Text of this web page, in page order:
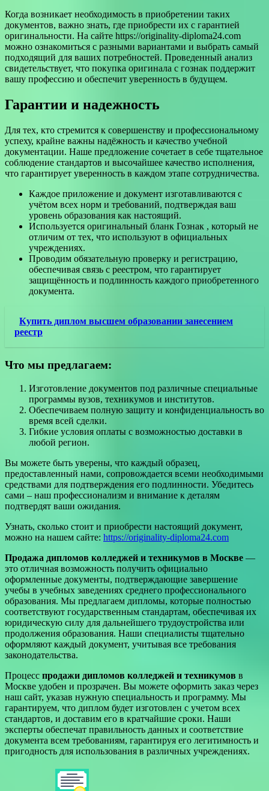
Когда возникает необходимость в приобретении таких
документов, важно знать, где приобрести их с гарантией
оригинальности. На сайте https://originality-diploma24.com
можно ознакомиться с разными вариантами и выбрать самый
подходящий для ваших потребностей. Проведенный анализ
свидетельствует, что покупка оригинала с гознак поддержит
вашу профессию и обеспечит уверенность в будущем.
Гарантии и надежность
Для тех, кто стремится к совершенству и профессиональному
успеху, крайне важны надёжность и качество учебной
документации. Наше предложение сочетает в себе тщательное
соблюдение стандартов и высочайшее качество исполнения,
что гарантирует уверенность в каждом этапе сотрудничества.
Каждое приложение и документ изготавливаются с
учётом всех норм и требований, подтверждая ваш
уровень образования как настоящий.
Используется оригинальный бланк Гознак , который не
отличим от тех, что используют в официальных
учреждениях.
Проводим обязательную проверку и регистрацию,
обеспечивая связь с реестром, что гарантирует
защищённость и подлинность каждого приобретенного
документа.
Купить диплом высшем образовании занесением
реестр
Что мы предлагаем:
Изготовление документов под различные специальные
программы вузов, техникумов и институтов.
Обеспечиваем полную защиту и конфиденциальность во
время всей сделки.
Гибкие условия оплаты с возможностью доставки в
любой регион.
Вы можете быть уверены, что каждый образец,
предоставленный нами, сопровождается всеми необходимыми
средствами для подтверждения его подлинности. Убедитесь
сами – наш профессионализм и внимание к деталям
подтвердят ваши ожидания.
Узнать, сколько стоит и приобрести настоящий документ,
можно на нашем сайте: https://originality-diploma24.com
Продажа дипломов колледжей и техникумов в Москве —
это отличная возможность получить официально
оформленные документы, подтверждающие завершение
учебы в учебных заведениях среднего профессионального
образования. Мы предлагаем дипломы, которые полностью
соответствуют государственным стандартам, обеспечивая их
юридическую силу для дальнейшего трудоустройства или
продолжения образования. Наши специалисты тщательно
оформляют каждый документ, учитывая все требования
законодательства.
Процесс продажи дипломов колледжей и техникумов в
Москве удобен и прозрачен. Вы можете оформить заказ через
наш сайт, указав нужную специальность и программу. Мы
гарантируем, что диплом будет изготовлен с учетом всех
стандартов, и доставим его в кратчайшие сроки. Наши
эксперты обеспечат правильность данных и соответствие
документа всем требованиям, гарантируя его легитимность и
пригодность для использования в различных учреждениях.